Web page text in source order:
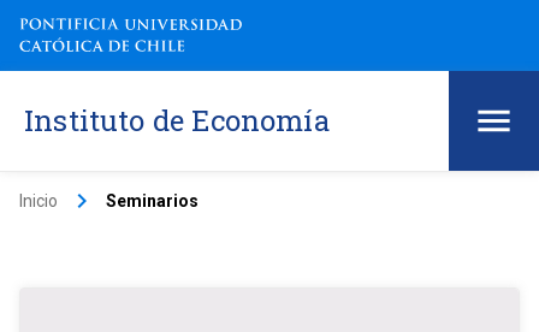
Instituto de Economía
Inicio keyboard_arrow_right Seminarios